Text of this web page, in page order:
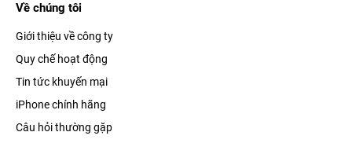
Về chúng tôi
Giới thiệu về công ty
Quy chế hoạt động
Tin tức khuyến mại
iPhone chính hãng
Câu hỏi thường gặp